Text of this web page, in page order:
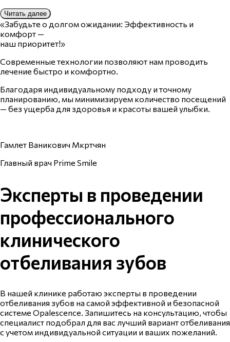
Читать далее
«Забудьте о долгом ожидании: Эффективность и
комфорт —
наш приоритет!»
Современные технологии позволяют нам проводить
лечение быстро и комфортно.
Благодаря индивидуальному подходу и точному
планированию, мы минимизируем количество посещений
— без ущерба для здоровья и красоты вашей улыбки.
Гамлет Ваникович Мкртчян
Главный врач Prime Smile
Эксперты в проведении
профессионального
клинического
отбеливания зубов
В нашей клинике работаю эксперты в проведении
отбеливания зубов на самой эффективной и безопасной
системе Opalescence. Запишитесь на консультацию, чтобы
специалист подобрал для вас лучший вариант отбеливания
с учетом индивидуальной ситуации и ваших пожеланий.